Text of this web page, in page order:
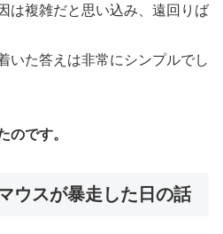
は複雑だと思い込み、遠回りば
いた答えは非常にシンプルでし
のです。
ウスが暴走した日の話